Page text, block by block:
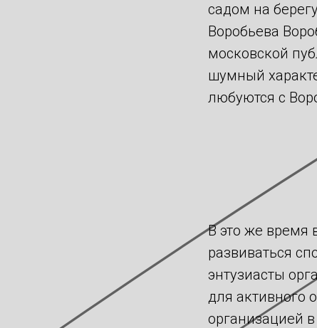
садом на
Воробьева
московской
шумный
любуются с
В это же время
развиваться
энтузиасты
для активного
организацией